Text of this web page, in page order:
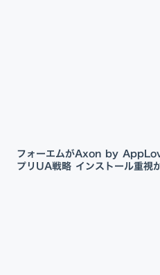
フォーエムがAxon by
プリUA戦略 インストール重視